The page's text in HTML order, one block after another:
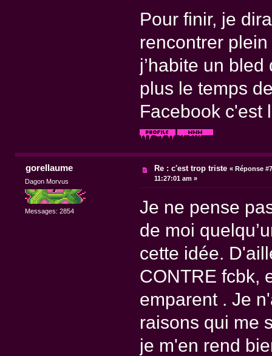
Pour finir, je
rencontrer
j’habite un
plus le temps
Facebook c'est
gorellaume
Dagon Morvus
Messages: 2854
Re : c'est trop triste «Réponse
11:27:01 am »
Je ne pense
de moi
cette idée.
CONTRE fcbk,
emparent . Je
raisons qui me
je m'en rend